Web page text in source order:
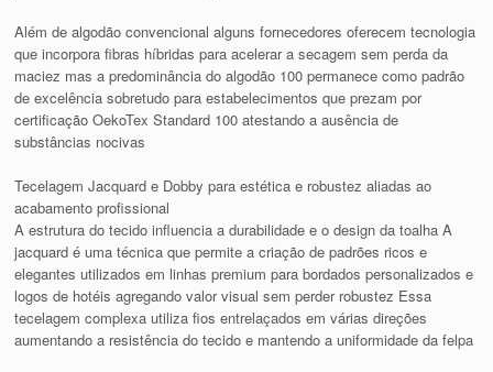
Além de algodão convencional alguns fornecedores oferecem tecnologia
que incorpora fibras híbridas para acelerar a secagem sem perda da
maciez mas a predominância do algodão 100 permanece como padrão
de excelência sobretudo para estabelecimentos que prezam por
certificação OekoTex Standard 100 atestando a ausência de
substâncias nocivas
Tecelagem Jacquard e Dobby para estética e robustez aliadas ao
acabamento profissional
A estrutura do tecido influencia a durabilidade e o design da toalha A
jacquard é uma técnica que permite a criação de padrões ricos e
elegantes utilizados em linhas premium para bordados personalizados e
logos de hotéis agregando valor visual sem perder robustez Essa
tecelagem complexa utiliza fios entrelaçados em várias direções
aumentando a resistência do tecido e mantendo a uniformidade da felpa